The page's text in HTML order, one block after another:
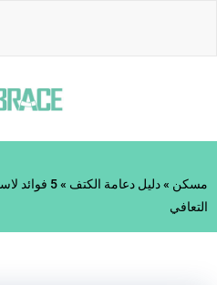
مسكن »دليل دعامة الكتف »
5 فوائد
التعافي